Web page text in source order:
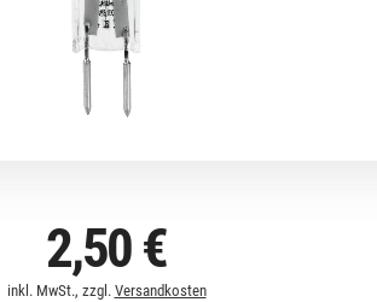
2,50 €
inkl. MwSt., zzgl. Versandkosten